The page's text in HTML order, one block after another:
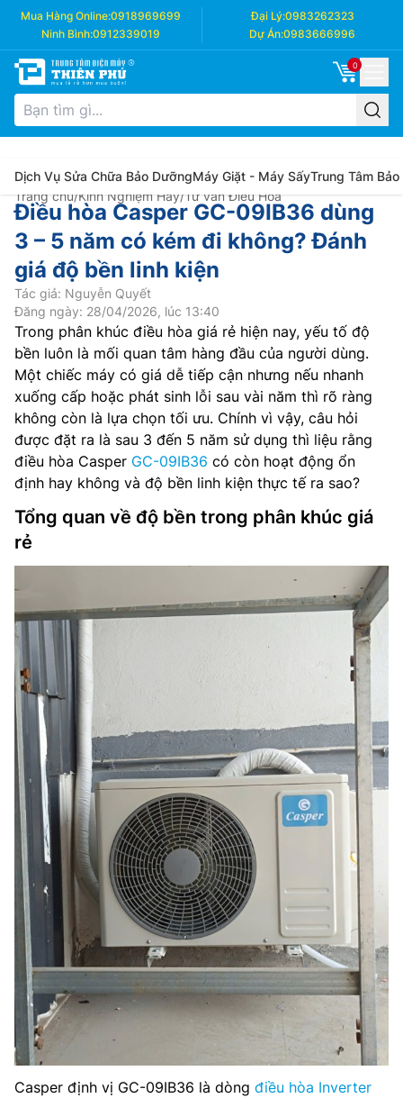
Mua Hàng Online:0918969699 Đại Lý:0983262323
Ninh Bình:0912339019 Dự Án:0983666996
0
Dịch Vụ Sửa Chữa Bảo DưỡngMáy Giặt - Máy SấyTrung Tâm Bảo
Trang chủ/Kinh Nghiệm Hay/Tư vấn Điều Hòa
Điều hòa Casper GC-09IB36 dùng
3 – 5 năm có kém đi không? Đánh
giá độ bền linh kiện
Tác giả: Nguyễn Quyết
Đăng ngày: 28/04/2026, lúc 13:40
Trong phân khúc điều hòa giá rẻ hiện nay, yếu tố độ
bền luôn là mối quan tâm hàng đầu của người dùng.
Một chiếc máy có giá dễ tiếp cận nhưng nếu nhanh
xuống cấp hoặc phát sinh lỗi sau vài năm thì rõ ràng
không còn là lựa chọn tối ưu. Chính vì vậy, câu hỏi
được đặt ra là sau 3 đến 5 năm sử dụng thì liệu rằng
điều hòa Casper GC-09IB36 có còn hoạt động ổn
định hay không và độ bền linh kiện thực tế ra sao?
Tổng quan về độ bền trong phân khúc giá
rẻ
Casper định vị GC-09IB36 là dòng điều hòa Inverter